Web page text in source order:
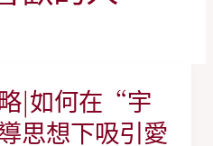
|如何在“宇
思想下吸引愛